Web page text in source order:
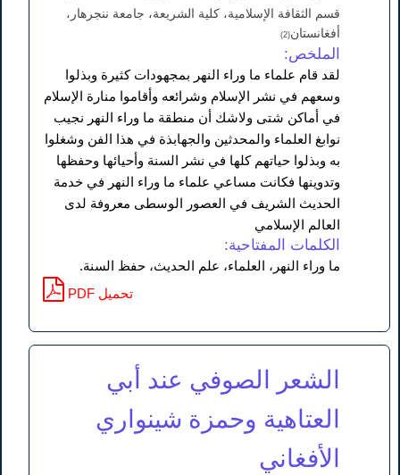
قسم الثقافة الإسلامية، كلية الشريعة، جامعة ننجرهار،
أفغانستان(2)
الملخص:
لقد قام علماء ما وراء النهر بمجهودات كثيرة وبذلوا
وسعهم في نشر الإسلام وشرائعه وأقاموا منارة الإسلام
في أماكن شتى ولاشك أن منطقة ما وراء النهر نجيب
نوابغ العلماء والمحدثين والجهابذة في هذا الفن وشغلوا
به وبذلوا حياتهم كلها في نشر السنة وأحيائها وحفظها
وتدوينها فكانت مساعي علماء ما وراء النهر في خدمة
الحديث الشريف في العصور الوسطى معروفة لدى
العالم الإسلامي
الكلمات المفتاحية:
ما وراء النهر، العلماء، علم الحديث، حفظ السنة.
PDF تحميل
الشعر الصوفي عند أبي
العتاهية وحمزة شينواري
الأفغاني